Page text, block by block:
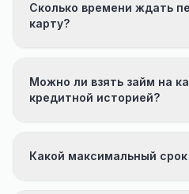
Сколько времени ждать
карту?
Можно ли взять займ на
кредитной историей?
Какой максимальный